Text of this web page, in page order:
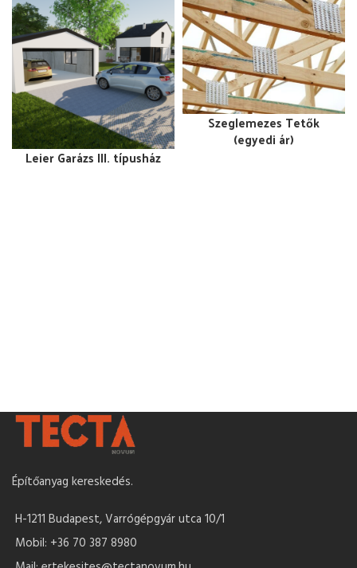
Leier Garázs III. típusház
Szeglemezes Tetők
(egyedi ár)
Építőanyag kereskedés.
H-1211 Budapest, Varrógépgyár utca 10/1
Mobil: +36 70 387 8980